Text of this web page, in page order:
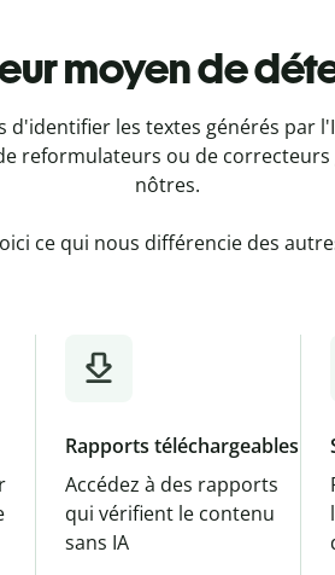
moyen de
d'identifier les textes générés par
reformulateurs ou de
nôtres.
ce qui nous différencie des
Rapports téléchargeables
Accédez à des rapports
qui vérifient le contenu
sans IA